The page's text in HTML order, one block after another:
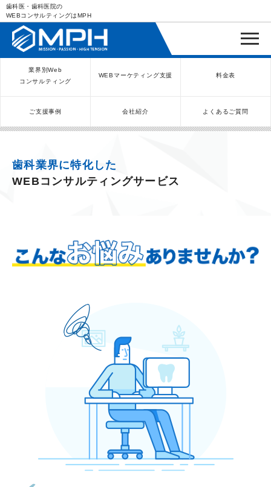
歯科医・歯科医院の
WEBコンサルティングはMPH
業界別Web
コンサルティング
WEBマーケティング支援 料金表
ご支援事例 会社紹介 よくあるご質問
歯科業界に特化した
WEBコンサルティングサービス